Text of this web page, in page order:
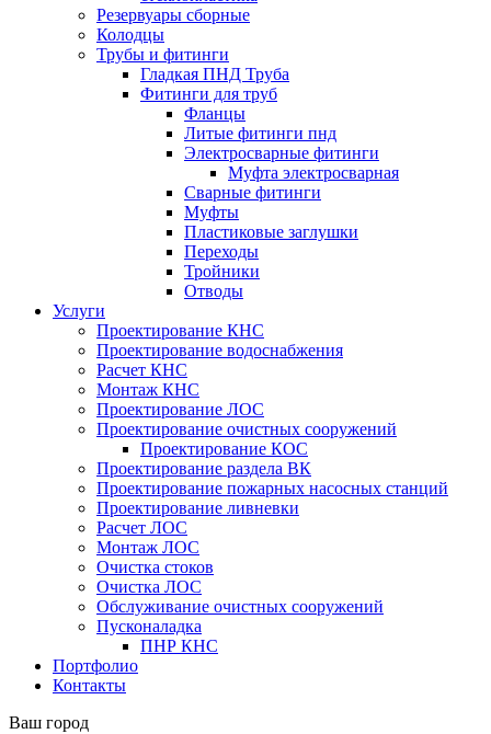
Резервуары сборные
Колодцы
Трубы и фитинги
Гладкая ПНД Труба
Фитинги для труб
Фланцы
Литые фитинги пнд
Электросварные фитинги
Муфта электросварная
Сварные фитинги
Муфты
Пластиковые заглушки
Переходы
Тройники
Отводы
Услуги
Проектирование КНС
Проектирование водоснабжения
Расчет КНС
Монтаж КНС
Проектирование ЛОС
Проектирование очистных сооружений
Проектирование КОС
Проектирование раздела ВК
Проектирование пожарных насосных станций
Проектирование ливневки
Расчет ЛОС
Монтаж ЛОС
Очистка стоков
Очистка ЛОС
Обслуживание очистных сооружений
Пусконаладка
ПНР КНС
Портфолио
Контакты
Ваш город